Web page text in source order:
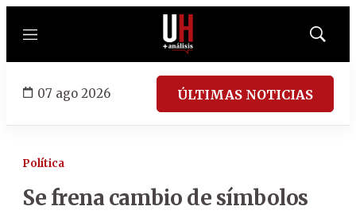
Menú
Mostrar
07 ago 2026 ÚLTIMAS NOTICIAS
Política
Se frena cambio de símbolos